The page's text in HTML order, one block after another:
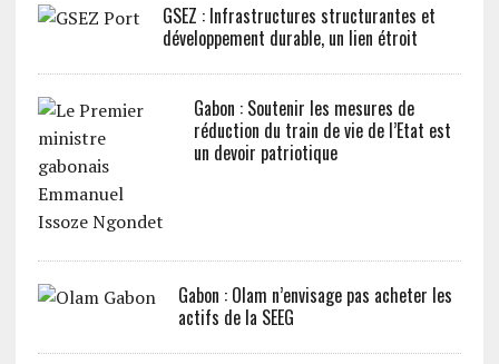
GSEZ : Infrastructures structurantes et
développement durable, un lien étroit
Gabon : Soutenir les mesures de
réduction du train de vie de l’Etat est
un devoir patriotique
Gabon : Olam n’envisage pas acheter les
actifs de la SEEG